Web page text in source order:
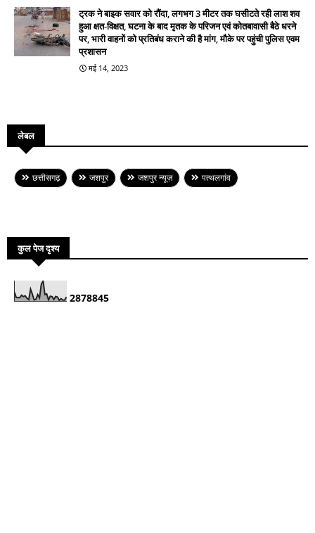
ट्रक ने बाइक सवार को रौंदा, लगभग 3 मीटर तक घसीटते रही लाश शव
हुआ क्षत-विक्षत, घटना के बाद मृतक के परिजन एवं कोतबावासी बैठे धरने
पर, भारी वाहनों को प्रतिबंध कराने की है मांग, मौके पर पहुंची पुलिस एवम
प्रशासन
मई 14, 2023
लेबल
छत्तीसगढ़ जशपुर जशपुर न्यूज़ पत्थलगांव
कुल पेज दृश्य
2878845